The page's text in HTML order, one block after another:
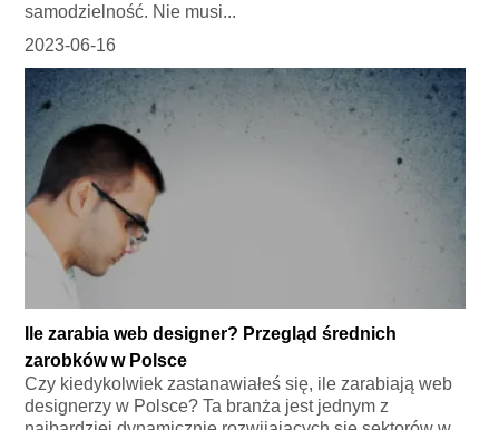
samodzielność. Nie musi...
2023-06-16
Ile zarabia web designer? Przegląd średnich
zarobków w Polsce
Czy kiedykolwiek zastanawiałeś się, ile zarabiają web
designerzy w Polsce? Ta branża jest jednym z